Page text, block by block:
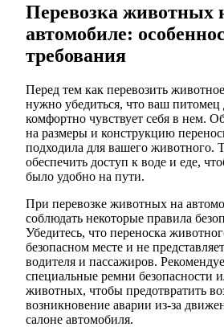
Перевозка животных
автомобиле:
требования
Перед тем как перевозить
нужно убедиться, что ваш питомец
комфортно чувствует себя в нем.
на размеры и конструкцию
подходила для вашего животного.
обеспечить доступ к воде и еде,
было удобно на пути.
При перевозке животных на
соблюдать некоторые правила
Убедитесь, что переноска
безопасном месте и не
водителя и пассажиров.
специальные ремни безопасности
животных, чтобы предотвратить
возникновение аварии из-за
салоне автомобиля.